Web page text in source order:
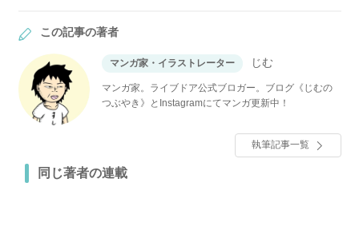
この記事の著者
マンガ家・イラストレーター じむ
マンガ家。ライブドア公式ブロガー。ブログ《じむの
つぶやき》とInstagramにてマンガ更新中！
執筆記事一覧
同じ著者の連載